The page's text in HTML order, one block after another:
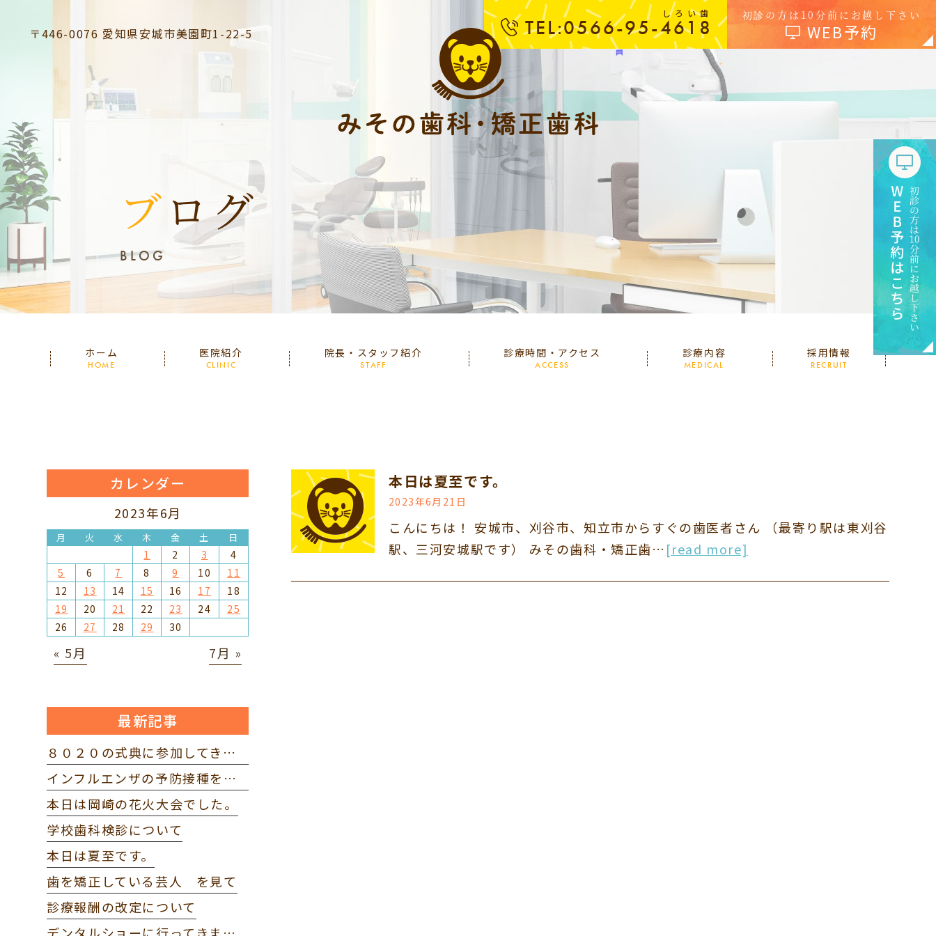
〒446-0076 愛知県安城市美園町1-22-5
しろい歯
TEL:0566-95-4618
初診の方は10分前にお越し下さい
WEB予約
ブログ
BLOG
ホーム
HOME
医院紹介
CLINIC
院長・スタッフ紹介
STAFF
診療時間・アクセス
ACCESS
診療内容
MEDICAL
採用情報
RECRUIT
本日は夏至です。
2023年6月21日
こんにちは！ 安城市、刈谷市、知立市からすぐの歯医者さん （最寄り駅は東刈谷
駅、三河安城駅です） みその歯科・矯正歯… [read more]
カレンダー
2023年6月
月 火 水 木 金 土 日
1 2 3
4
5
6 7 8 9 10
11
12
13 14 15 16 17
18
19
20 21 22 23 24
25
26
27 28 29 30
« 5月 7月 »
最新記事
８０２０の式典に参加してきました。
インフルエンザの予防接種を打ってきました。
本日は岡崎の花火大会でした。
学校歯科検診について
本日は夏至です。
歯を矯正している芸人 を見て
診療報酬の改定について